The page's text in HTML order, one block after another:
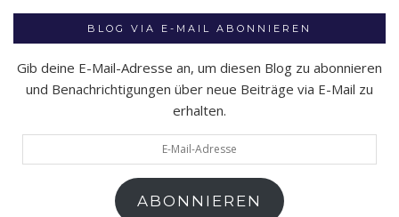
BLOG VIA E-MAIL ABONNIEREN
Gib deine E-Mail-Adresse an, um diesen Blog zu abonnieren
und Benachrichtigungen über neue Beiträge via E-Mail zu
erhalten.
Mail-
ABONNIEREN